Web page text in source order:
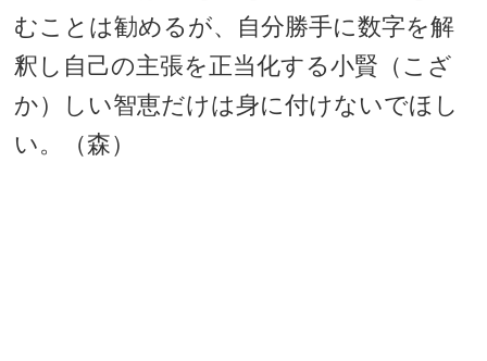
むことは勧めるが、自分勝手に数字を解
釈し自己の主張を正当化する小賢（こざ
か）しい智恵だけは身に付けないでほし
い。（森）